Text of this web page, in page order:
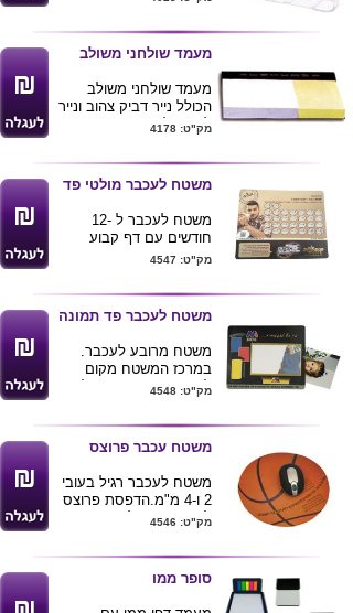
מעמד שולחני משולב
מעמד שולחני משולב
הכולל נייר דביק צהוב ונייר
לבן רגיל. מידות: 18*10
מק"ט: 4178
משטח לעכבר מולטי פד
משטח לעכבר ל -12
חודשים עם דף קבוע
שישאר כבסיס. הדפים
פרוצס. ניתן להדפיס
הדפסה שונה ע"ג כל דף.
מידות המוצר: 22x19 ס"מ
מק"ט: 4547
משטח לעכבר פד תמונה
משטח מרובע לעכבר.
במרכז המשטח מקום
להכנסת תמונה בגודל
פרוצס. מידת המשטח:
22x19 ס"מ
מק"ט: 4548
משטח עכבר פרוצס
משטח לעכבר רגיל בעובי
2 ו-4 מ"מ.הדפסת פרוצס
לפי דרישת הלקוח. *
אופטי המתאים ל-80%
מהעכברים האופטים ( לא
מומלץ). מידות משטח
אליפסה ומלבן: 22x19
מק"ט: 4546
סופר ממו